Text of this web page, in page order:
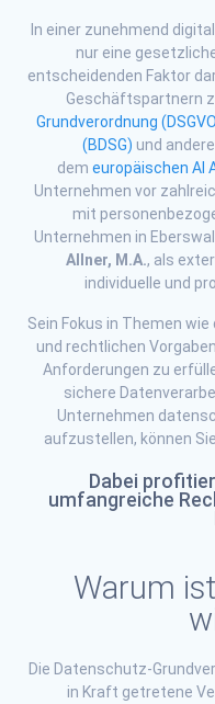
In einer zunehmend
nur eine
entscheidenden Faktor
Geschäftspartnern
Grundverordnung
(BDSG) und
dem europäischen AI
Unternehmen vor
mit
Unternehmen in
Allner, M.A., als
individuelle und
Sein Fokus in Themen
und rechtlichen
Anforderungen zu
sichere
Unternehmen
aufzustellen, können
Dabei
umfangreiche
Warum
Die Datenschutz-
in Kraft getretene